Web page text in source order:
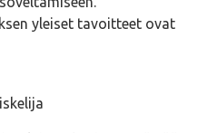
yleiset tavoitteet ovat